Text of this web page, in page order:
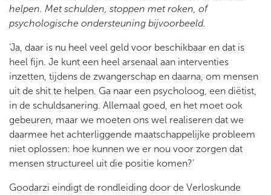
helpen. Met schulden, stoppen met roken, of
psychologische ondersteuning bijvoorbeeld.
‘Ja, daar is nu heel veel geld voor beschikbaar en dat is
heel fijn. Je kunt een heel arsenaal aan interventies
inzetten, tijdens de zwangerschap en daarna, om mensen
uit de shit te helpen. Ga naar een psycholoog, een diëtist,
in de schuldsanering. Allemaal goed, en het moet ook
gebeuren, maar we moeten ons wel realiseren dat we
daarmee het achterliggende maatschappelijke probleem
niet oplossen: hoe kunnen we er nou voor zorgen dat
mensen structureel uit die positie komen?’
Goodarzi eindigt de rondleiding door de Verloskunde